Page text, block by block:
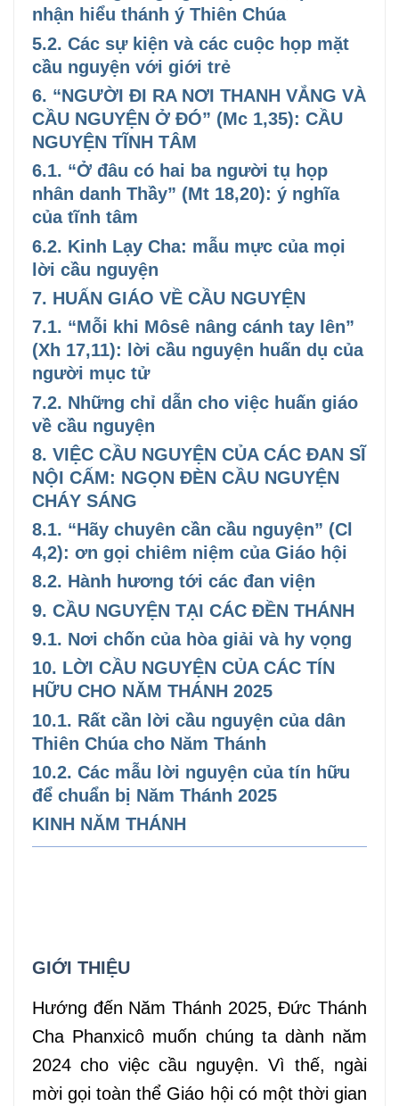
nhận hiểu thánh ý Thiên Chúa
5.2. Các sự kiện và các cuộc họp mặt
cầu nguyện với giới trẻ
6. “NGƯỜI ĐI RA NƠI THANH VẮNG VÀ
CẦU NGUYỆN Ở ĐÓ” (Mc 1,35): CẦU
NGUYỆN TĨNH TÂM
6.1. “Ở đâu có hai ba người tụ họp
nhân danh Thầy” (Mt 18,20): ý nghĩa
của tĩnh tâm
6.2. Kinh Lạy Cha: mẫu mực của mọi
lời cầu nguyện
7. HUẤN GIÁO VỀ CẦU NGUYỆN
7.1. “Mỗi khi Môsê nâng cánh tay lên”
(Xh 17,11): lời cầu nguyện huấn dụ của
người mục tử
7.2. Những chỉ dẫn cho việc huấn giáo
về cầu nguyện
8. VIỆC CẦU NGUYỆN CỦA CÁC ĐAN SĨ
NỘI CẤM: NGỌN ĐÈN CẦU NGUYỆN
CHÁY SÁNG
8.1. “Hãy chuyên cần cầu nguyện” (Cl
4,2): ơn gọi chiêm niệm của Giáo hội
8.2. Hành hương tới các đan viện
9. CẦU NGUYỆN TẠI CÁC ĐỀN THÁNH
9.1. Nơi chốn của hòa giải và hy vọng
10. LỜI CẦU NGUYỆN CỦA CÁC TÍN
HỮU CHO NĂM THÁNH 2025
10.1. Rất cần lời cầu nguyện của dân
Thiên Chúa cho Năm Thánh
10.2. Các mẫu lời nguyện của tín hữu
để chuẩn bị Năm Thánh 2025
KINH NĂM THÁNH
GIỚI THIỆU
Hướng đến Năm Thánh 2025, Đức Thánh
Cha Phanxicô muốn chúng ta dành năm
2024 cho việc cầu nguyện. Vì thế, ngài
mời gọi toàn thể Giáo hội có một thời gian